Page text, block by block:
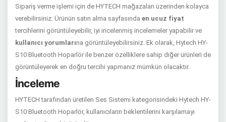
Sipariş verme işlemi için de HYTECH mağazaları üzerinden kolayca
verebilirsiniz. Ürünün satın alma sayfasında en ucuz fiyat
tercihlerini görüntüleyebilir, iyi incelenmiş incelemeler yapabilir ve
kullanıcı yorumlarına görüntüleyebilirsiniz. Ek olarak, Hytech HY-
S10 Bluetooth Hoparlör ile benzer özelliklere sahip diğer ürünleri de
görüntüleyerek en doğru tercihi yapmanız mümkün olacaktır.
İnceleme
HYTECH tarafından üretilen Ses Sistemi kategorisindeki Hytech HY-
S10 Bluetooth Hoparlör, kullanıcıların beklentilerini karşılamayı